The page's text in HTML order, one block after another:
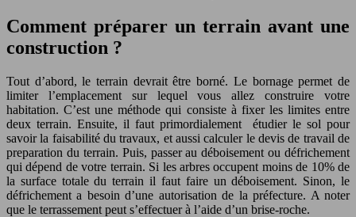
Comment préparer un terrain avant une
construction ?
Tout d’abord, le terrain devrait être borné. Le bornage permet de
limiter l’emplacement sur lequel vous allez construire votre
habitation. C’est une méthode qui consiste à fixer les limites entre
deux terrain. Ensuite, il faut primordialement étudier le sol pour
savoir la faisabilité du travaux, et aussi calculer le devis de travail de
preparation du terrain. Puis, passer au déboisement ou défrichement
qui dépend de votre terrain. Si les arbres occupent moins de 10% de
la surface totale du terrain il faut faire un déboisement. Sinon, le
défrichement a besoin d’une autorisation de la préfecture. A noter
que le terrassement peut s’effectuer à l’aide d’un brise-roche.